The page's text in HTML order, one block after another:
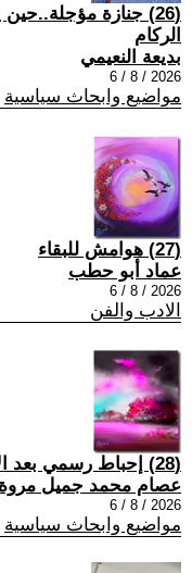
(26) جنازة
الركام
بديعة النعيمي
2026 / 8 / 6
مواضيع وابحاث سياسية
(27) هوامش للبقاء
عماد أبو حطب
2026 / 8 / 6
الادب والفن
(28) إحباط رسمي بعد الاختراقات العدوانية بلا تبرير
عصام محمد جميل مروة
2026 / 8 / 6
مواضيع وابحاث سياسية